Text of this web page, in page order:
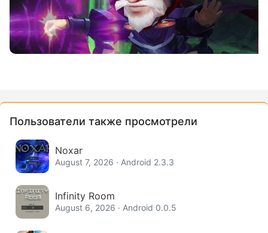
Пользователи также просмотрели
Noxar
August 7, 2026 · Android 2.3.3
Infinity Room
August 6, 2026 · Android 0.0.5